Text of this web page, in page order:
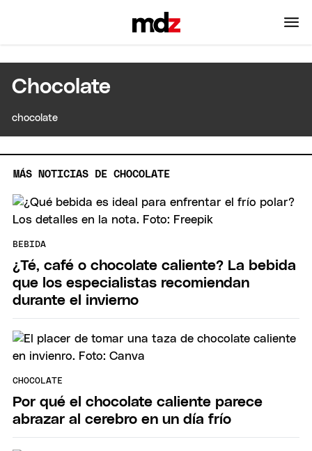
Chocolate
chocolate
MÁS NOTICIAS DE CHOCOLATE
BEBIDA
¿Té, café o chocolate caliente? La bebida
que los especialistas recomiendan
durante el invierno
CHOCOLATE
Por qué el chocolate caliente parece
abrazar al cerebro en un día frío